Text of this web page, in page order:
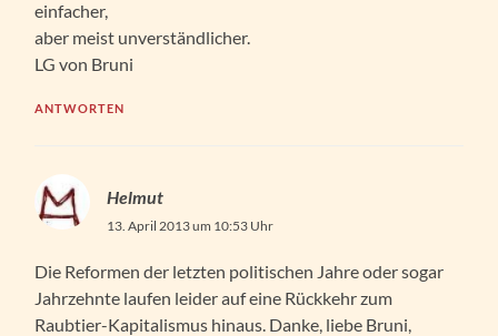
einfacher,
aber meist unverständlicher.
LG von Bruni
ANTWORTEN
Helmut
13. April 2013 um 10:53 Uhr
Die Reformen der letzten politischen Jahre oder sogar
Jahrzehnte laufen leider auf eine Rückkehr zum
Raubtier-Kapitalismus hinaus. Danke, liebe Bruni,